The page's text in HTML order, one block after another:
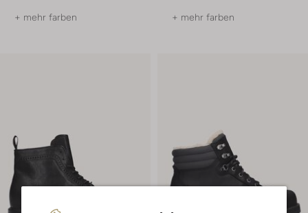
+ mehr farben + mehr farben